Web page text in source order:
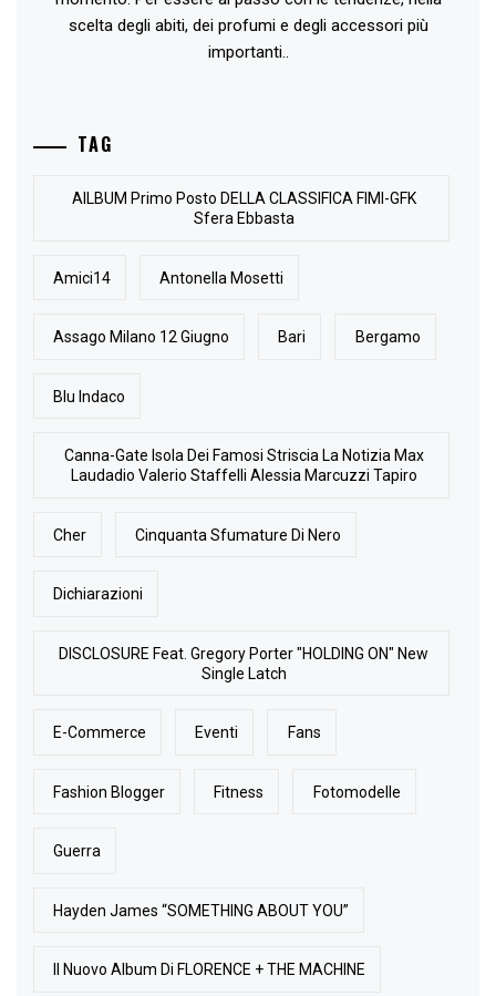
scelta degli abiti, dei profumi e degli accessori più
importanti..
TAG
AlLBUM Primo Posto DELLA CLASSIFICA FIMI-GFK
Sfera Ebbasta
Amici14 Antonella Mosetti
Assago Milano 12 Giugno Bari Bergamo
Blu Indaco
Canna-Gate Isola Dei Famosi Striscia La Notizia Max
Laudadio Valerio Staffelli Alessia Marcuzzi Tapiro
Cher Cinquanta Sfumature Di Nero
Dichiarazioni
DISCLOSURE Feat. Gregory Porter "HOLDING ON" New
Single Latch
E-Commerce Eventi Fans
Fashion Blogger Fitness Fotomodelle
Guerra
Hayden James “SOMETHING ABOUT YOU”
Il Nuovo Album Di FLORENCE + THE MACHINE